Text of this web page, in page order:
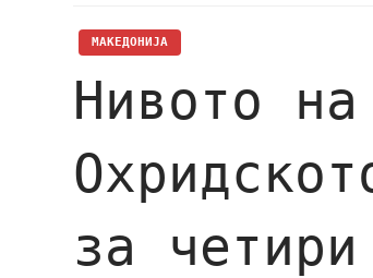
МАКЕДОНИЈА
Нивото
за